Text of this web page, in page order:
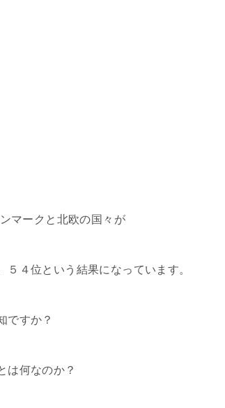
マークと北欧の国々が
４位という結果になっています。
ですか？
は何なのか？